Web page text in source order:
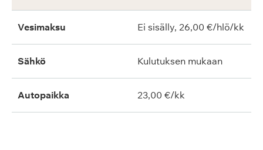
Vesimaksu Ei sisälly, 26,00 €/hlö/kk
Sähkö Kulutuksen mukaan
Autopaikka 23,00 €/kk